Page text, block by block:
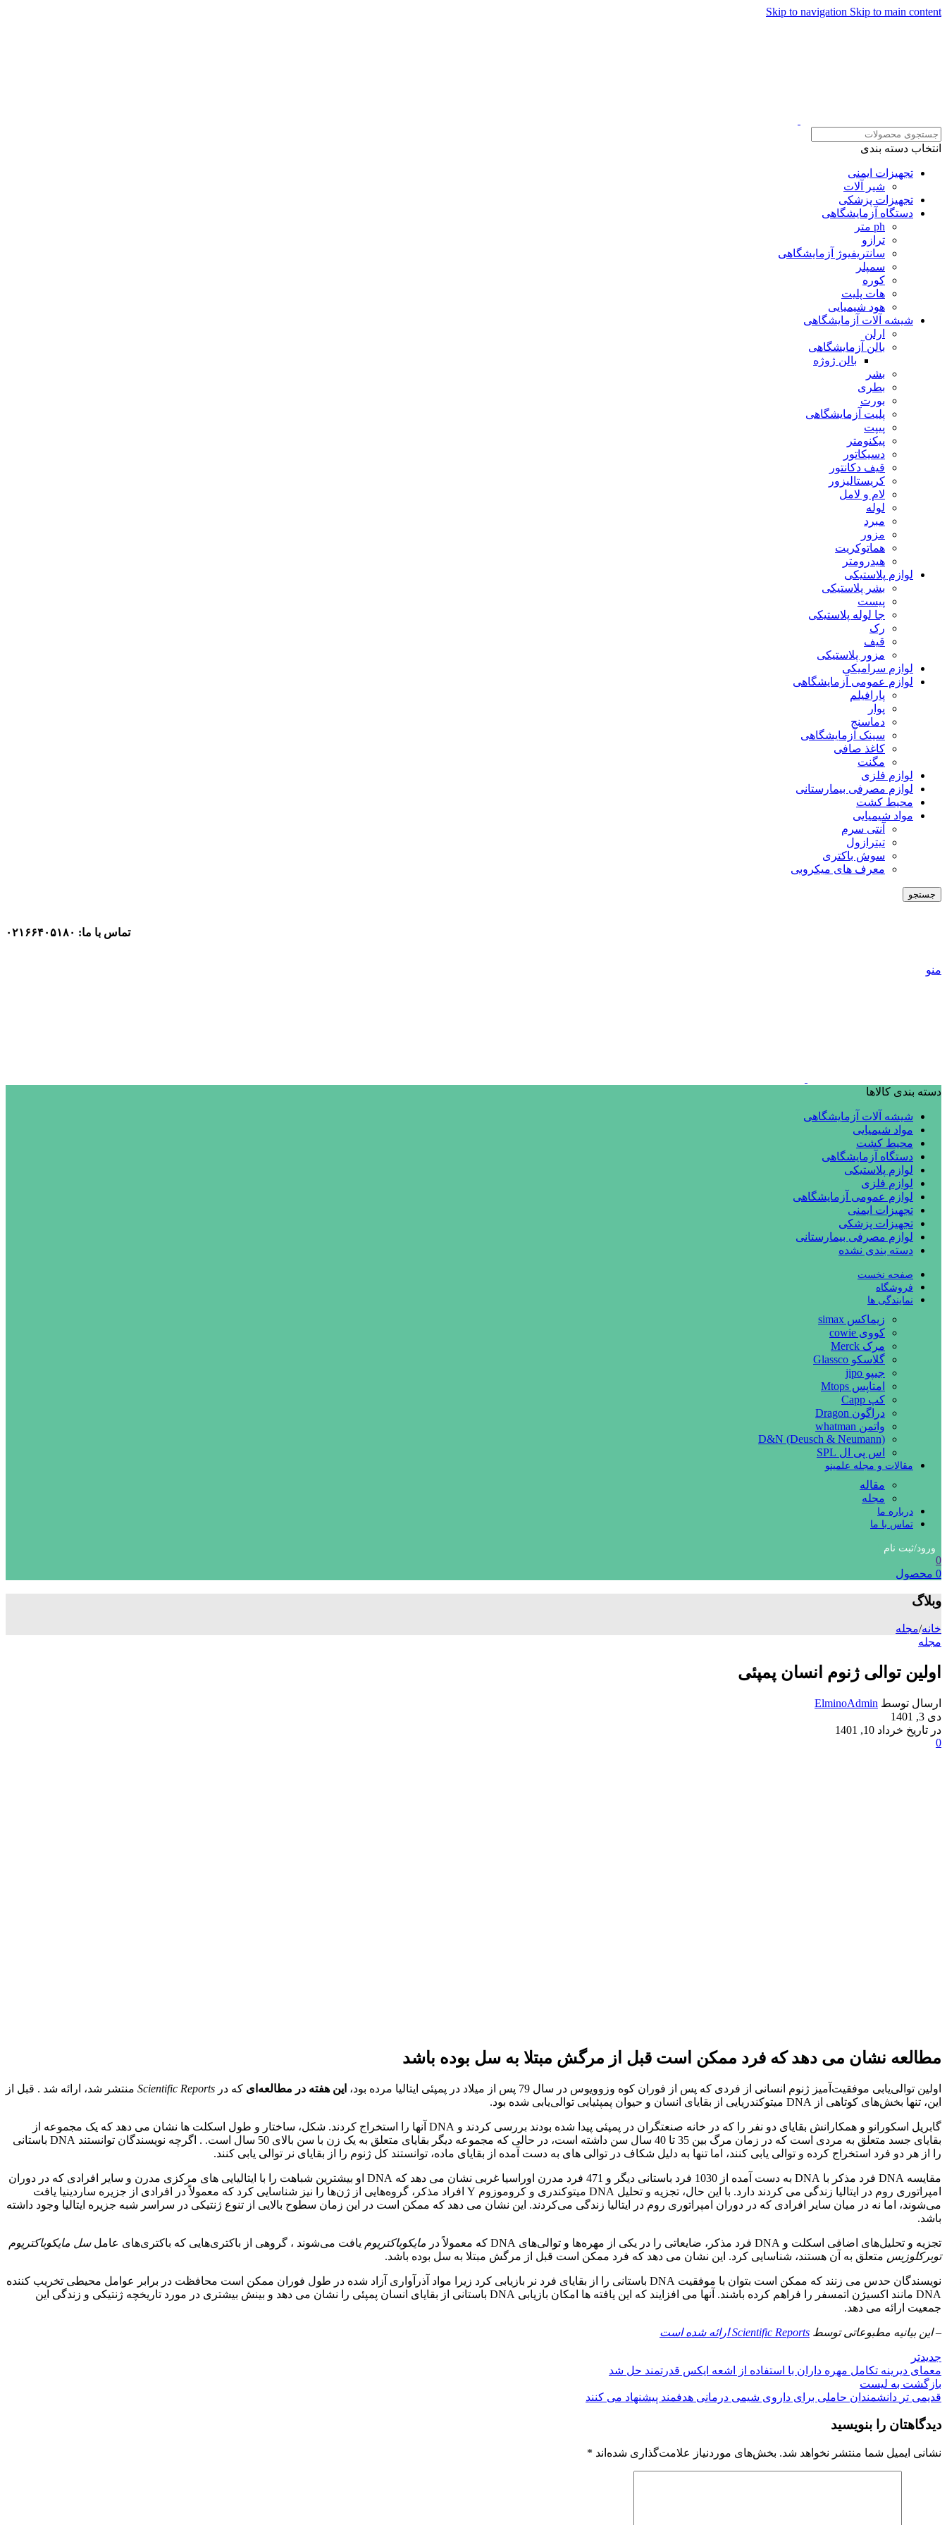
Skip to navigation Skip to main content
انتخاب دسته بندی
تجهیزات ایمنی
شیر آلات
تجهیزات پزشکی
دستگاه آزمایشگاهی
ph متر
ترازو
سانتریفیوژ آزمایشگاهی
سمپلر
کوره
هات پلیت
هود شیمیایی
شیشه آلات آزمایشگاهی
ارلن
بالن آزمایشگاهی
بالن ژوژه
بشر
بطری
بورت
پلیت آزمایشگاهی
پیپت
پیکنومتر
دسیکاتور
قیف دکانتور
کریستالیزور
لام و لامل
لوله
مبرد
مزور
هماتوکریت
هیدرومتر
لوازم پلاستیکی
بشر پلاستیکی
پیست
جا لوله پلاستیکی
رک
قیف
مزور پلاستیکی
لوازم سرامیکی
لوازم عمومی آزمایشگاهی
پارافیلم
پوار
دماسنج
سینک آزمایشگاهی
کاغذ صافی
مگنت
لوازم فلزی
لوازم مصرفی بیمارستانی
محیط کشت
مواد شیمیایی
آنتی سرم
تیترازول
سوش باکتری
معرف های میکروبی
جستجو
تماس با ما: ۰۲۱۶۶۴۰۵۱۸۰
منو
دسته بندی کالاها
شیشه آلات آزمایشگاهی
مواد شیمیایی
محیط کشت
دستگاه آزمایشگاهی
لوازم پلاستیکی
لوازم فلزی
لوازم عمومی آزمایشگاهی
تجهیزات ایمنی
تجهیزات پزشکی
لوازم مصرفی بیمارستانی
دسته بندی نشده
صفحه نخست
فروشگاه
نمایندگی ها
زیماکس simax
کووی cowie
مرک Merck
گلاسکو Glassco
جیپو jipo
امتاپس Mtops
کپ Capp
دراگون Dragon
واتمن whatman
D&N (Deusch & Neumann)
اس پی ال SPL
مقالات و مجله علمینو
مقاله
مجله
درباره ما
تماس با ما
ورود/ثبت نام
0
0 محصول
وبلاگ
خانه/مجله
مجله
اولین توالی ژنوم انسان پمپئی
ارسال توسط ElminoAdmin
دی 3, 1401
در تاریخ خرداد 10, 1401
0
مطالعه نشان می دهد که فرد ممکن است قبل از مرگش مبتلا به سل بوده باشد
اولین توالی‌یابی موفقیت‌آمیز ژنوم انسانی از فردی که پس از فوران کوه وزوویوس در سال 79 پس از میلاد در پمپئی ایتالیا مرده بود، این هفته در مطالعه‌ای که در Scientific Reports منتشر شد، ارائه شد . قبل از
این، تنها بخش‌های کوتاهی از DNA میتوکندریایی از بقایای انسان و حیوان پمپئیایی توالی‌یابی شده بود.
گابریل اسکورانو و همکارانش بقایای دو نفر را که در خانه صنعتگران در پمپئی پیدا شده بودند بررسی کردند و DNA آنها را استخراج کردند. شکل، ساختار و طول اسکلت ها نشان می دهد که یک مجموعه از
بقایای جسد متعلق به مردی است که در زمان مرگ بین 35 تا 40 سال سن داشته است، در حالی که مجموعه دیگر بقایای متعلق به یک زن با سن بالای 50 سال است. . اگرچه نویسندگان توانستند DNA باستانی
را از هر دو فرد استخراج کرده و توالی یابی کنند، اما تنها به دلیل شکاف در توالی های به دست آمده از بقایای ماده، توانستند کل ژنوم را از بقایای نر توالی یابی کنند.
مقایسه DNA فرد مذکر با DNA به دست آمده از 1030 فرد باستانی دیگر و 471 فرد مدرن اوراسیا غربی نشان می دهد که DNA او بیشترین شباهت را با ایتالیایی های مرکزی مدرن و سایر افرادی که در دوران
امپراتوری روم در ایتالیا زندگی می کردند دارد. با این حال، تجزیه و تحلیل DNA میتوکندری و کروموزوم Y افراد مذکر، گروه‌هایی از ژن‌ها را نیز شناسایی کرد که معمولاً در افرادی از جزیره ساردینیا یافت
می‌شوند، اما نه در میان سایر افرادی که در دوران امپراتوری روم در ایتالیا زندگی می‌کردند. این نشان می دهد که ممکن است در این زمان سطوح بالایی از تنوع ژنتیکی در سراسر شبه جزیره ایتالیا وجود داشته
باشد.
تجزیه و تحلیل‌های اضافی اسکلت و DNA فرد مذکر، ضایعاتی را در یکی از مهره‌ها و توالی‌های DNA که معمولاً در مایکوباکتریوم یافت می‌شوند ، گروهی از باکتری‌هایی که باکتری‌های عاملسل مایکوباکتریوم
توبرکلوزیس متعلق به آن هستند، شناسایی کرد. این نشان می دهد که فرد ممکن است قبل از مرگش مبتلا به سل بوده باشد.
نویسندگان حدس می زنند که ممکن است بتوان با موفقیت DNA باستانی را از بقایای فرد نر بازیابی کرد زیرا مواد آذرآواری آزاد شده در طول فوران ممکن است محافظت در برابر عوامل محیطی تخریب کننده
DNA مانند اکسیژن اتمسفر را فراهم کرده باشند. آنها می افزایند که این یافته ها امکان بازیابی DNA باستانی از بقایای انسان پمپئی را نشان می دهد و بینش بیشتری در مورد تاریخچه ژنتیکی و زندگی این
جمعیت ارائه می دهد.
– این بیانیه مطبوعاتی توسط Scientific Reports ارائه شده است
جدیدتر
معمای دیرینه تکامل مهره داران با استفاده از اشعه ایکس قدرتمند حل شد
بازگشت به لیست
قدیمی تر دانشمندان حاملی برای داروی شیمی درمانی هدفمند پیشنهاد می کنند
دیدگاهتان را بنویسید
نشانی ایمیل شما منتشر نخواهد شد. بخش‌های موردنیاز علامت‌گذاری شده‌اند *